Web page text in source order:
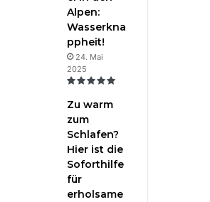
Alpen:
Wasserkna
ppheit!
24. Mai
2025
Zu warm
zum
Schlafen?
Hier ist die
Soforthilfe
für
erholsame